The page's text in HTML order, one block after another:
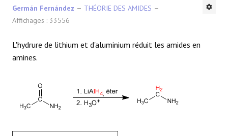
Germán Fernández
THÉORIE DES AMIDES
Affichages : 33556
L'hydrure de lithium et d'aluminium réduit les amides en
amines.